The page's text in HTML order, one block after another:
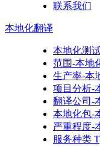
联系我们
本地化翻译
本地化测
范围-本地
生产率-本
项目分析-
翻译公司-
本地化包-
严重程度-
服务种类